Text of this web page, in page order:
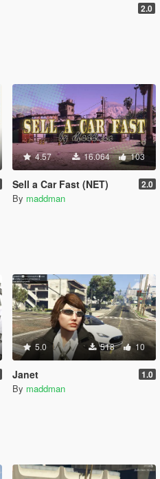
2.0
4.57 16.064 103
Sell a Car Fast (NET) 2.0
By maddman
5.0 518 10
Janet 1.0
By maddman